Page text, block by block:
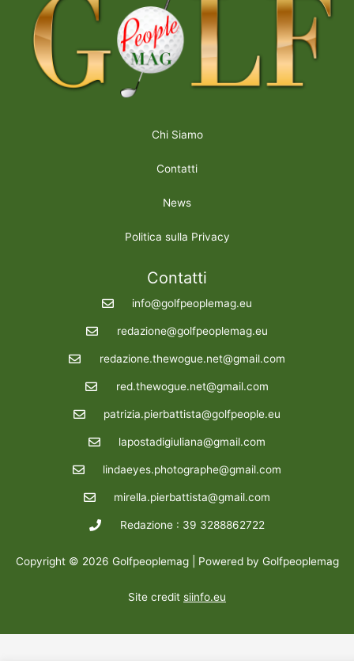
Chi Siamo
Contatti
News
Politica sulla Privacy
Contatti
info@golfpeoplemag.eu
redazione@golfpeoplemag.eu
redazione.thewogue.net@gmail.com
red.thewogue.net@gmail.com
patrizia.pierbattista@golfpeople.eu
lapostadigiuliana@gmail.com
lindaeyes.photographe@gmail.com
mirella.pierbattista@gmail.com
Redazione : 39 3288862722
Copyright © 2026 Golfpeoplemag | Powered by Golfpeoplemag
Site credit siinfo.eu